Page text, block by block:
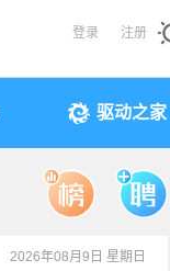
登录 注册
驱动之家
2026年08月9日 星期日